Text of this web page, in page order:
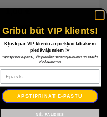
1,00 €
Gribu būt VIP klients!
Kļūsti par VIP klientu ar piekļuvi labākiem
piedāvājumiem !⭐
*Apstiprinot e-pastu, Jūs piekrītat saņemt jaunumu un atlaižu
piedāvājumus
Epasts
APSTIPRINĀT E-PASTU
NĒ, PALDIES